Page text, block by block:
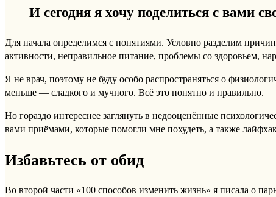
И сегодня я хочу поделиться с вами
Для начала определимся с понятиями. Условно разделим
активности, неправильное питание, проблемы со здоровьем,
Я не врач, поэтому не буду особо распространяться о
меньше — сладкого и мучного. Всё это понятно и правильно.
Но гораздо интереснее заглянуть в недооценённые
вами приёмами, которые помогли мне похудеть, а также
Избавьтесь от обид
Во второй части «100 способов изменить жизнь» я писала о